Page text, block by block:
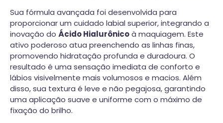
Sua fórmula avançada foi desenvolvida para
proporcionar um cuidado labial superior, integrando a
inovação do Ácido Hialurônicoà maquiagem. Este
ativo poderoso atua preenchendo as linhas finas,
promovendo hidratação profunda e duradoura. O
resultado é uma sensação imediata de conforto e
lábios visivelmente mais volumosos e macios. Além
disso, sua textura é leve e não pegajosa, garantindo
uma aplicação suave e uniforme com o máximo de
fixação do brilho.